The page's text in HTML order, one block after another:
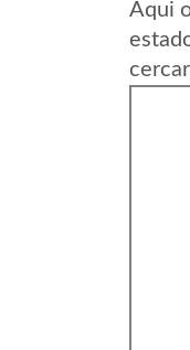
Aqui